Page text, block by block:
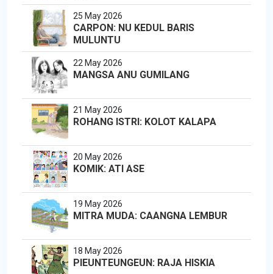
25 May 2026
CARPON: NU KEDUL BARIS
MULUNTU
22 May 2026
MANGSA ANU GUMILANG
21 May 2026
ROHANG ISTRI: KOLOT KALAPA
20 May 2026
KOMIK: ATI ASE
19 May 2026
MITRA MUDA: CAANGNA LEMBUR
18 May 2026
PIEUNTEUNGEUN: RAJA HISKIA